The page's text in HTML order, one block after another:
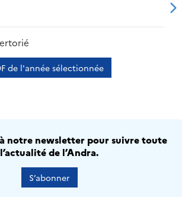
2014
de l'année sélectionnée
notre newsletter pour suivre toute
l’actualité de l’Andra.
S’abonner